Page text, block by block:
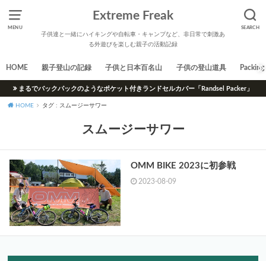
MENU SEARCH
Extreme Freak
子供達と一緒にハイキングや自転車・キャンプなど、非日常で刺激あ
る外遊びを楽しむ親子の活動記録
HOME 親子登山の記録 子供と日本百名山 子供の登山道具 Packing
まるでバックパックのようなポケット付きランドセルカバー「Randsel Packer」
HOME タグ : スムージーサワー
スムージーサワー
OMM BIKE 2023に初参戦
2023-08-09